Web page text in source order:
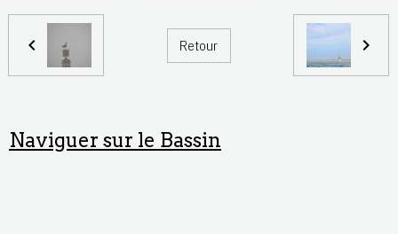
Retour
Naviguer sur le Bassin